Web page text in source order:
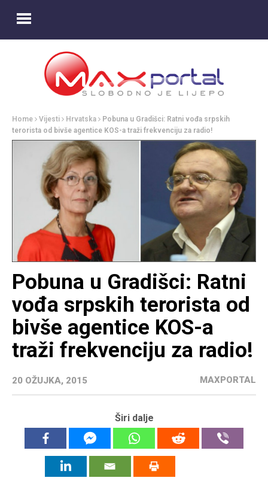
Home Vijesti Hrvatska
Pobuna u Gradišci: Ratni vođa srpskih
terorista od bivše agentice KOS-a traži frekvenciju za radio!
Pobuna u Gradišci: Ratni
vođa srpskih terorista od
bivše agentice KOS-a
traži frekvenciju za radio!
20 OŽUJKA, 2015 MAXPORTAL
Širi dalje